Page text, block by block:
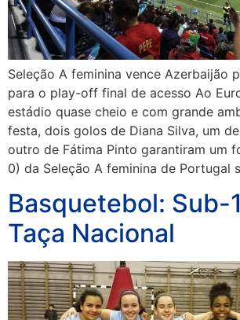
Seleção A feminina vence Azerbaijão
para o play-off final de acesso Ao
estádio quase cheio e com grande
festa, dois golos de Diana Silva, um
outro de Fátima Pinto garantiram um
0) da Seleção A feminina de Portugal
Basquetebol: Sub-
Taça Nacional